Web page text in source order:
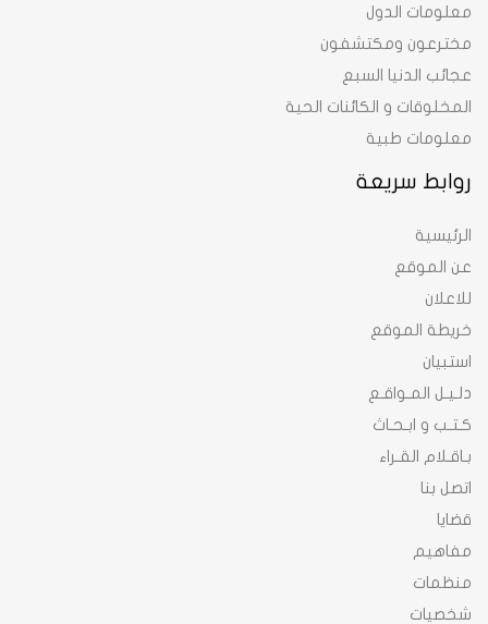
روابط سريعة
الرئيسية
عن الموقع
للاعلان
خريطة الموقع
استبيان
دلـيـل المـواقـع
كـتـب و ابـحـاث
بـاقـلام القـراء
اتصل بنا
قضايا
مفاهيم
منظمات
شخصيات
معلومات الدول
مخترعون ومكتشفون
عجائب الدنيا السبع
المخلوقات و الكائنات الحية
معلومات طبية